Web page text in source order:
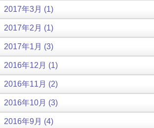
2017年3月 (1)
2017年2月 (1)
2017年1月 (3)
2016年12月 (1)
2016年11月 (2)
2016年10月 (3)
2016年9月 (4)